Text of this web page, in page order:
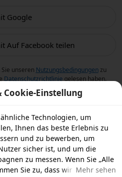
Google
Auf Facebook teilen
unseren Nutzungsbedingungen zu
Datenschutzrichtlinie gelesen haben.
Cookie-Einstellung
Technologien, um
Ihnen das beste Erlebnis zu
und zu bewerben, um
sicher ist, und um die
zu messen. Wenn Sie „Alle
Sie zu, dass wir und die
Mehr sehen